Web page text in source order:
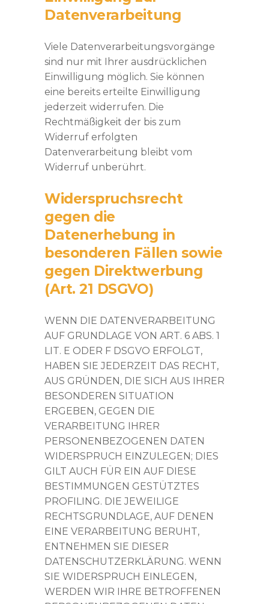
Datenverarbeitung
Viele Datenverarbeitungsvorgänge
sind nur mit Ihrer ausdrücklichen
Einwilligung möglich. Sie können
eine bereits erteilte Einwilligung
jederzeit widerrufen. Die
Rechtmäßigkeit der bis zum
Widerruf erfolgten
Datenverarbeitung bleibt vom
Widerruf unberührt.
Widerspruchsrecht
gegen die
Datenerhebung in
besonderen Fällen sowie
gegen Direktwerbung
(Art. 21 DSGVO)
WENN DIE DATENVERARBEITUNG
AUF GRUNDLAGE VON ART. 6 ABS. 1
LIT. E ODER F DSGVO ERFOLGT,
HABEN SIE JEDERZEIT DAS RECHT,
AUS GRÜNDEN, DIE SICH AUS IHRER
BESONDEREN SITUATION
ERGEBEN, GEGEN DIE
VERARBEITUNG IHRER
PERSONENBEZOGENEN DATEN
WIDERSPRUCH EINZULEGEN; DIES
GILT AUCH FÜR EIN AUF DIESE
BESTIMMUNGEN GESTÜTZTES
PROFILING. DIE JEWEILIGE
RECHTSGRUNDLAGE, AUF DENEN
EINE VERARBEITUNG BERUHT,
ENTNEHMEN SIE DIESER
DATENSCHUTZERKLÄRUNG. WENN
SIE WIDERSPRUCH EINLEGEN,
WERDEN WIR IHRE BETROFFENEN